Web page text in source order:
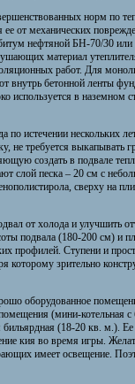
норм по
от механических
нефтяной БН-70/30 или
материал
работ. Для
внутрь бетонной ленты
в наземном
по истечении нескольких
не требуется выкапывать
создать в подвале
слой песка – 20 см с
сверху на
от холода и улучшить
подвала (180-200 см) и
профилей. Ступени и
которому зрительно
оборудованное
(мини-котельная
(18-20 кв. м.).
кия во время игры.
имеет освещение.